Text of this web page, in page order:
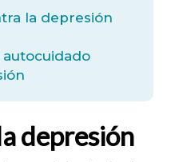
la depresión
depresión